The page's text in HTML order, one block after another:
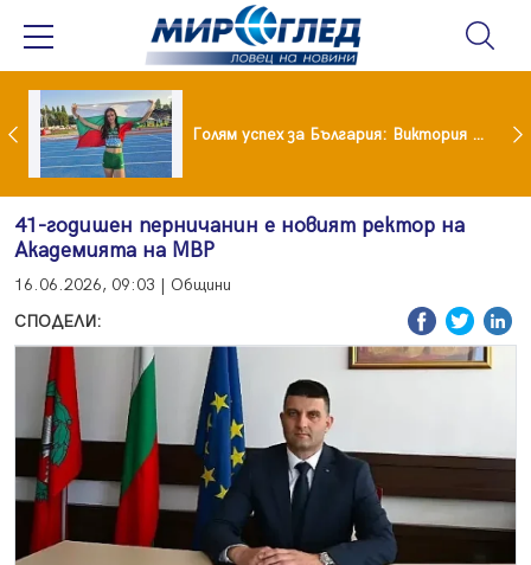
Когато всичко те дразни: тези трикове променят настроението за минути Голям успех за България: Виктория Ангелова грабна световна титла в тройния скок
41-годишен перничанин е новият ректор на
Академията на МВР
16.06.2026, 09:03 | Общини
СПОДЕЛИ: